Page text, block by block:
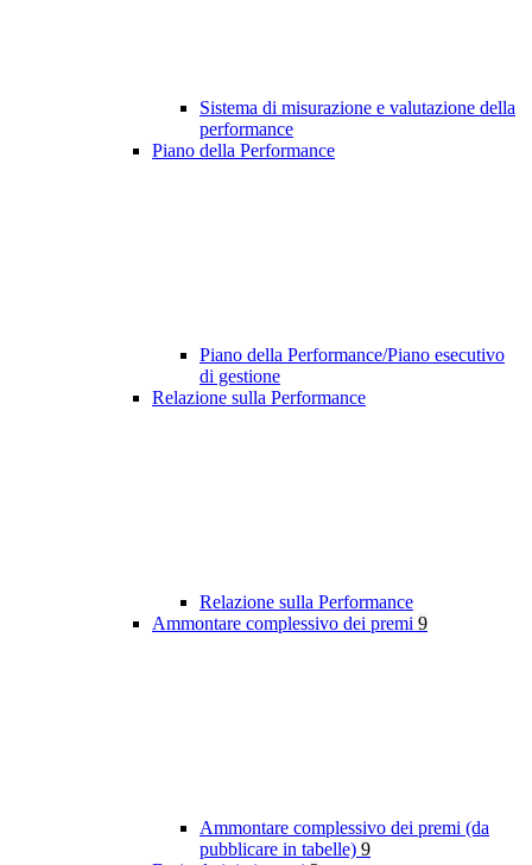
Sistema di misurazione e valutazione della
performance
Piano della Performance
Piano della Performance/Piano esecutivo
di gestione
Relazione sulla Performance
Relazione sulla Performance
Ammontare complessivo dei premi 9
Ammontare complessivo dei premi (da
pubblicare in tabelle) 9